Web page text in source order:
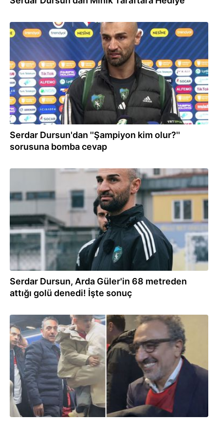
12.04.2026
Serdar Dursun'dan ''Şampiyon kim olur?''
sorusuna bomba cevap
Serdar Dursun, Arda Güler'in 68 metreden
attığı golü denedi! İşte sonuç
26.03.2026